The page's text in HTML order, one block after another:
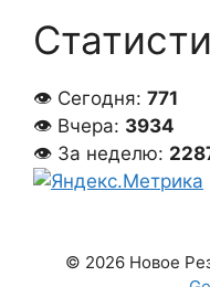
👁 Сегодня: 771
👁 Вчера: 3934
👁 За неделю:
© 2026 Новое